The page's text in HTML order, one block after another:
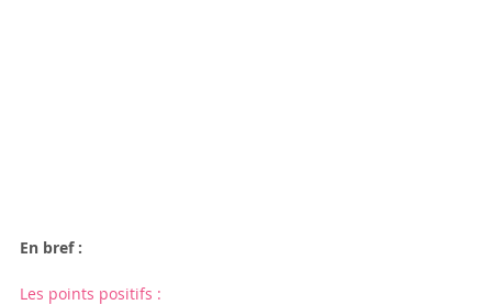
En bref :
Les points positifs :